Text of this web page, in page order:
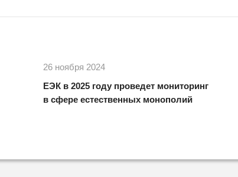
26 ноября 2024
ЕЭК в 2025 году проведет мониторинг
в сфере естественных монополий